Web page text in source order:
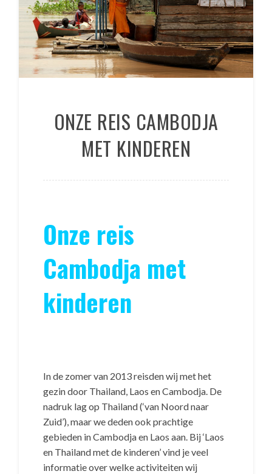
ONZE REIS CAMBODJA
MET KINDEREN
Onze reis
Cambodja met
kinderen
In de zomer van 2013 reisden wij met het
gezin door Thailand, Laos en Cambodja. De
nadruk lag op Thailand (‘van Noord naar
Zuid’), maar we deden ook prachtige
gebieden in Cambodja en Laos aan. Bij ‘Laos
en Thailand met de kinderen’ vind je veel
informatie over welke activiteiten wij